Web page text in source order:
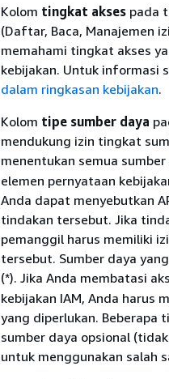
Kolom tingkat akses pada
(Daftar, Baca, Manajemen
memahami tingkat akses
kebijakan. Untuk informasi
dalam ringkasan kebijakan.
Kolom tipe sumber daya
mendukung izin tingkat
menentukan semua
elemen pernyataan
Anda dapat menyebutkan
tindakan tersebut. Jika
pemanggil harus memiliki
tersebut. Sumber daya
(*). Jika Anda membatasi
kebijakan IAM, Anda harus
yang diperlukan. Beberapa
sumber daya opsional
untuk menggunakan salah